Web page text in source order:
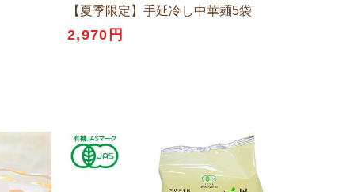
【夏季限定】手延冷し中華麺5袋
2,970円